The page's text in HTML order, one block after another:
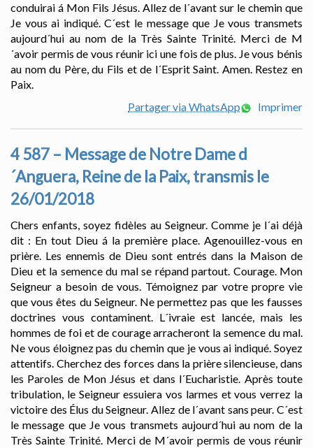
conduirai á Mon Fils Jésus. Allez de l´avant sur le chemin que
Je vous ai indiqué. C´est le message que Je vous transmets
aujourd´hui au nom de la Très Sainte Trinité. Merci de M
´avoir permis de vous réunir ici une fois de plus. Je vous bénis
au nom du Père, du Fils et de l´Esprit Saint. Amen. Restez en
Paix.
Partager via WhatsApp
Imprimer
4 587 – Message de Notre Dame d
´Anguera, Reine de la Paix, transmis le
26/01/2018
Chers enfants, soyez fidèles au Seigneur. Comme je l´ai déjà
dit : En tout Dieu á la première place. Agenouillez-vous en
prière. Les ennemis de Dieu sont entrés dans la Maison de
Dieu et la semence du mal se répand partout. Courage. Mon
Seigneur a besoin de vous. Témoignez par votre propre vie
que vous êtes du Seigneur. Ne permettez pas que les fausses
doctrines vous contaminent. L´ivraie est lancée, mais les
hommes de foi et de courage arracheront la semence du mal.
Ne vous éloignez pas du chemin que je vous ai indiqué. Soyez
attentifs. Cherchez des forces dans la prière silencieuse, dans
les Paroles de Mon Jésus et dans l´Eucharistie. Après toute
tribulation, le Seigneur essuiera vos larmes et vous verrez la
victoire des Élus du Seigneur. Allez de l´avant sans peur. C´est
le message que Je vous transmets aujourd´hui au nom de la
Très Sainte Trinité. Merci de M´avoir permis de vous réunir